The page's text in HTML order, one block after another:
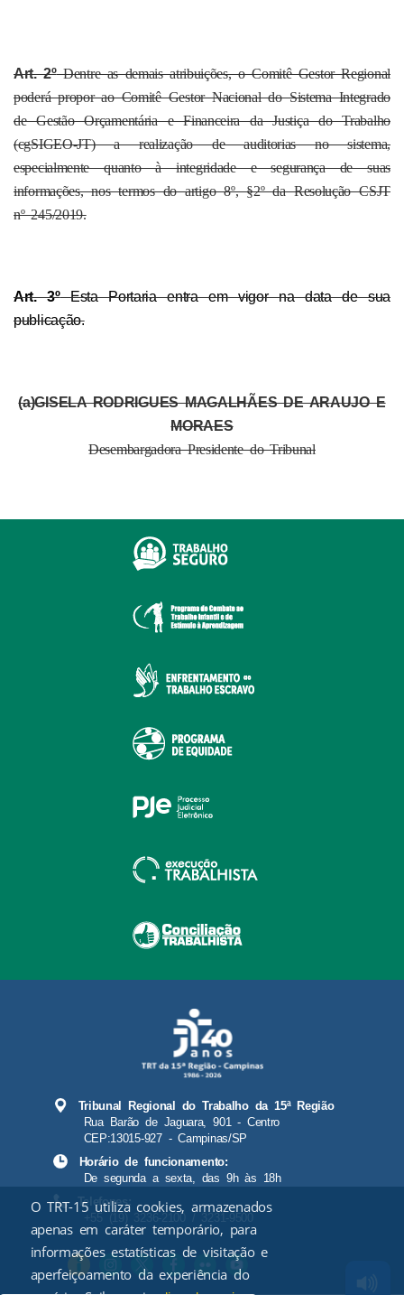
Art. 2ºDentre as demais atribuições, o Comitê Gestor Regional
poderá propor ao Comitê Gestor Nacional do Sistema Integrado
de Gestão Orçamentária e Financeira da Justiça do Trabalho
(cgSIGEO-JT) a realização de auditorias no sistema,
especialmente quanto à integridade e segurança de suas
informações, nos termos do artigo 8º, §2º da Resolução CSJT
nº 245/2019.
Art. 3ºEsta Portaria entra em vigor na data de sua
publicação.
(a)GISELA RODRIGUES MAGALHÃES DE ARAUJO E
MORAES
Desembargadora Presidente do Tribunal
Tribunal Regional do Trabalho da 15ª Região
Rua Barão de Jaguara, 901 - Centro
CEP:13015-927 - Campinas/SP
Horário de funcionamento:
De segunda a sexta, das 9h às 18h
Telefones:
+55 (19) 3236-2100 / 3231-9500
O TRT-15 utiliza cookies, armazenados
apenas em caráter temporário, para
informações estatísticas de visitação e
aperfeiçoamento da experiência do